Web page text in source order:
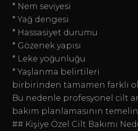
* Nem seviyesi
* Yağ dengesi
* Hassasiyet durumu
* Gözenek yapısı
* Leke yoğunluğu
* Yaşlanma belirtileri
birbirinden tamamen farklı
Bu nedenle profesyonel cilt
bakım planlamasının
## Kişiye Özel Cilt Bakımı